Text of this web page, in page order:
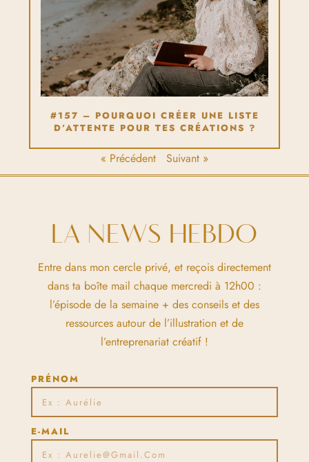
#157 – POURQUOI CRÉER UNE LISTE
D’ATTENTE POUR TES CRÉATIONS ?
« Précédent Suivant »
LA NEWS HEBDO
Entre dans mon cercle privé, et reçois directement
dans ta boîte mail chaque mercredi à 12h00 :
l’épisode de la semaine + des conseils et des
ressources autour de l’illustration et de
l’entreprenariat créatif !
PRÉNOM
E-MAIL